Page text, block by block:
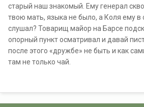
старый наш знакомый. Ему генерал
твою мать, языка не было, а Коля ему в
слушал? Товарищ майор на Барсе
опорный пункт осматривал и давай
после этого «дружбе» не быть и как
там не только чай.